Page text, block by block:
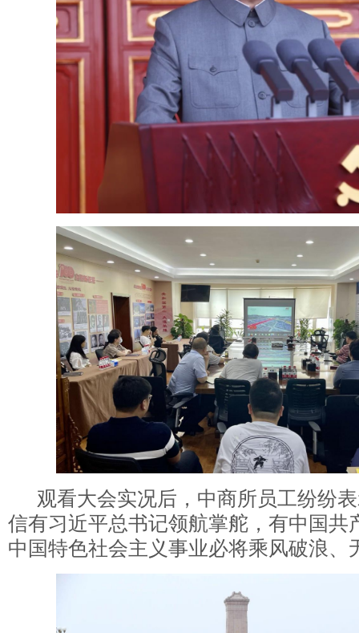
观看大会实况后，中商所员工纷纷
信有习近平总书记领航掌舵，有中国共
中国特色社会主义事业必将乘风破浪、